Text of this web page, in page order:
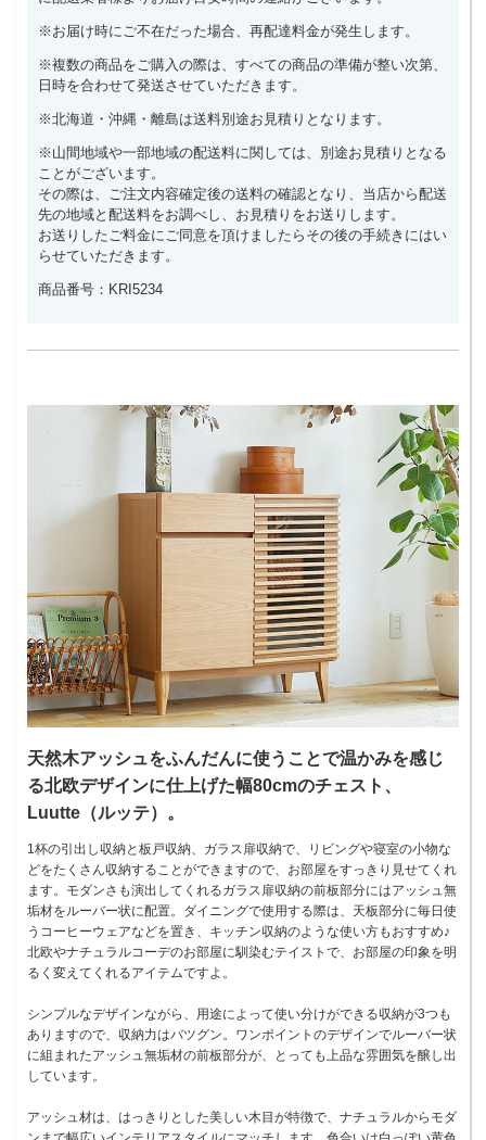
※お届け時にご不在だった場合、再配達料金が発生します。
※複数の商品をご購入の際は、すべての商品の準備が整い次第、
日時を合わせて発送させていただきます。
※北海道・沖縄・離島は送料別途お見積りとなります。
※山間地域や一部地域の配送料に関しては、別途お見積りとなる
ことがございます。
その際は、ご注文内容確定後の送料の確認となり、当店から配送
先の地域と配送料をお調べし、お見積りをお送りします。
お送りしたご料金にご同意を頂けましたらその後の手続きにはい
らせていただきます。
商品番号：KRI5234
天然木アッシュをふんだんに使うことで温かみを感じ
る北欧デザインに仕上げた幅80cmのチェスト、
Luutte（ルッテ）。
1杯の引出し収納と板戸収納、ガラス扉収納で、リビングや寝室の小物な
どをたくさん収納することができますので、お部屋をすっきり見せてくれ
ます。モダンさも演出してくれるガラス扉収納の前板部分にはアッシュ無
垢材をルーバー状に配置。ダイニングで使用する際は、天板部分に毎日使
うコーヒーウェアなどを置き、キッチン収納のような使い方もおすすめ♪
北欧やナチュラルコーデのお部屋に馴染むテイストで、お部屋の印象を明
るく変えてくれるアイテムですよ。
シンプルなデザインながら、用途によって使い分けができる収納が3つも
ありますので、収納力はバツグン。ワンポイントのデザインでルーバー状
に組まれたアッシュ無垢材の前板部分が、とっても上品な雰囲気を醸し出
しています。
アッシュ材は、はっきりとした美しい木目が特徴で、ナチュラルからモダ